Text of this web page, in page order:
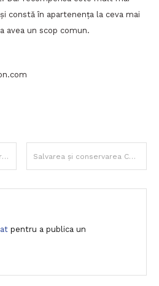
constă în apartenența la ceva mai
avea un scop comun.
Salvarea și conservarea Căii Ferate Sibiu – Agnita pentru generațiile viitoare – un exemplu al modului în care modelul britanic de întreprindere socială condusă de voluntari ajută la menținerea în viață a „Mocăniței”
pentru a publica un